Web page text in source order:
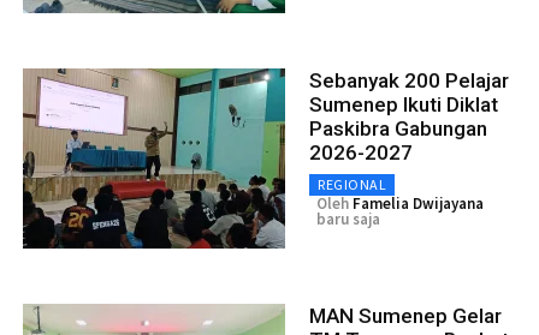
Sebanyak 200 Pelajar
Sumenep Ikuti Diklat
Paskibra Gabungan
2026-2027
REGIONAL
Oleh Famelia Dwijayana
baru saja
MAN Sumenep Gelar